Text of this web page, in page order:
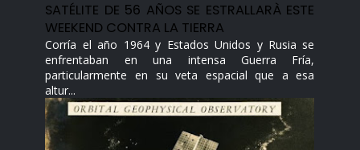
SATÉLITE DE 56 AÑOS SE ESTRALLARÀ ESTE
WEEKEND CONTRA LA TIERRA
Corría el año 1964 y Estados Unidos y Rusia se
enfrentaban en una intensa Guerra Fría,
particularmente en su veta espacial que a esa
altur...